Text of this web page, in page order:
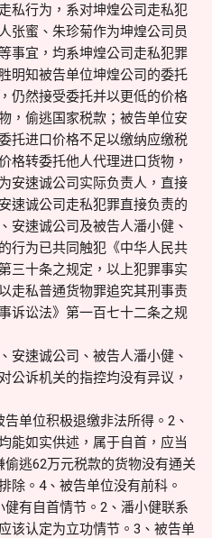
私行为，系对坤煌公司走私犯
张蜜、朱珍菊作为坤煌公司员
事宜，均系坤煌公司走私犯罪
明知被告单位坤煌公司的委托
仍然接受委托并以更低的价格
，偷逃国家税款；被告单位安
托进口价格不足以缴纳应缴税
格转委托他人代理进口货物，
安速诚公司实际负责人，直接
速诚公司走私犯罪直接负责的
安速诚公司及被告人潘小健、
行为已共同触犯《中华人民共
三十条之规定，以上犯罪事实
走私普通货物罪追究其刑事责
诉讼法》第一百七十二条之规
安速诚公司、被告人潘小健、
公诉机关的指控均没有异议，
单位积极退缴非法所得。2、
能如实供述，属于自首，应当
逃62万元税款的货物没有通关
除。4、被告单位没有前科。
有自首情节。2、潘小健联系
该认定为立功情节。3、被告单